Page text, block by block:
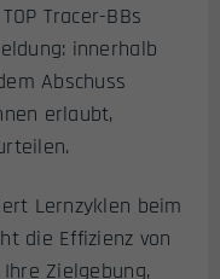
Tracer-BBs
innerhalb
Abschuss
erlaubt,
Lernzyklen beim
die Effizienz von
Zielgebung,